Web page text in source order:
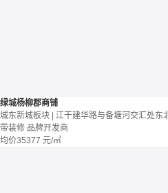
绿城杨柳郡商铺
城东新城板块 | 江干建华路与备塘河交汇处东
带装修 品牌开发商
均价35377 元/㎡